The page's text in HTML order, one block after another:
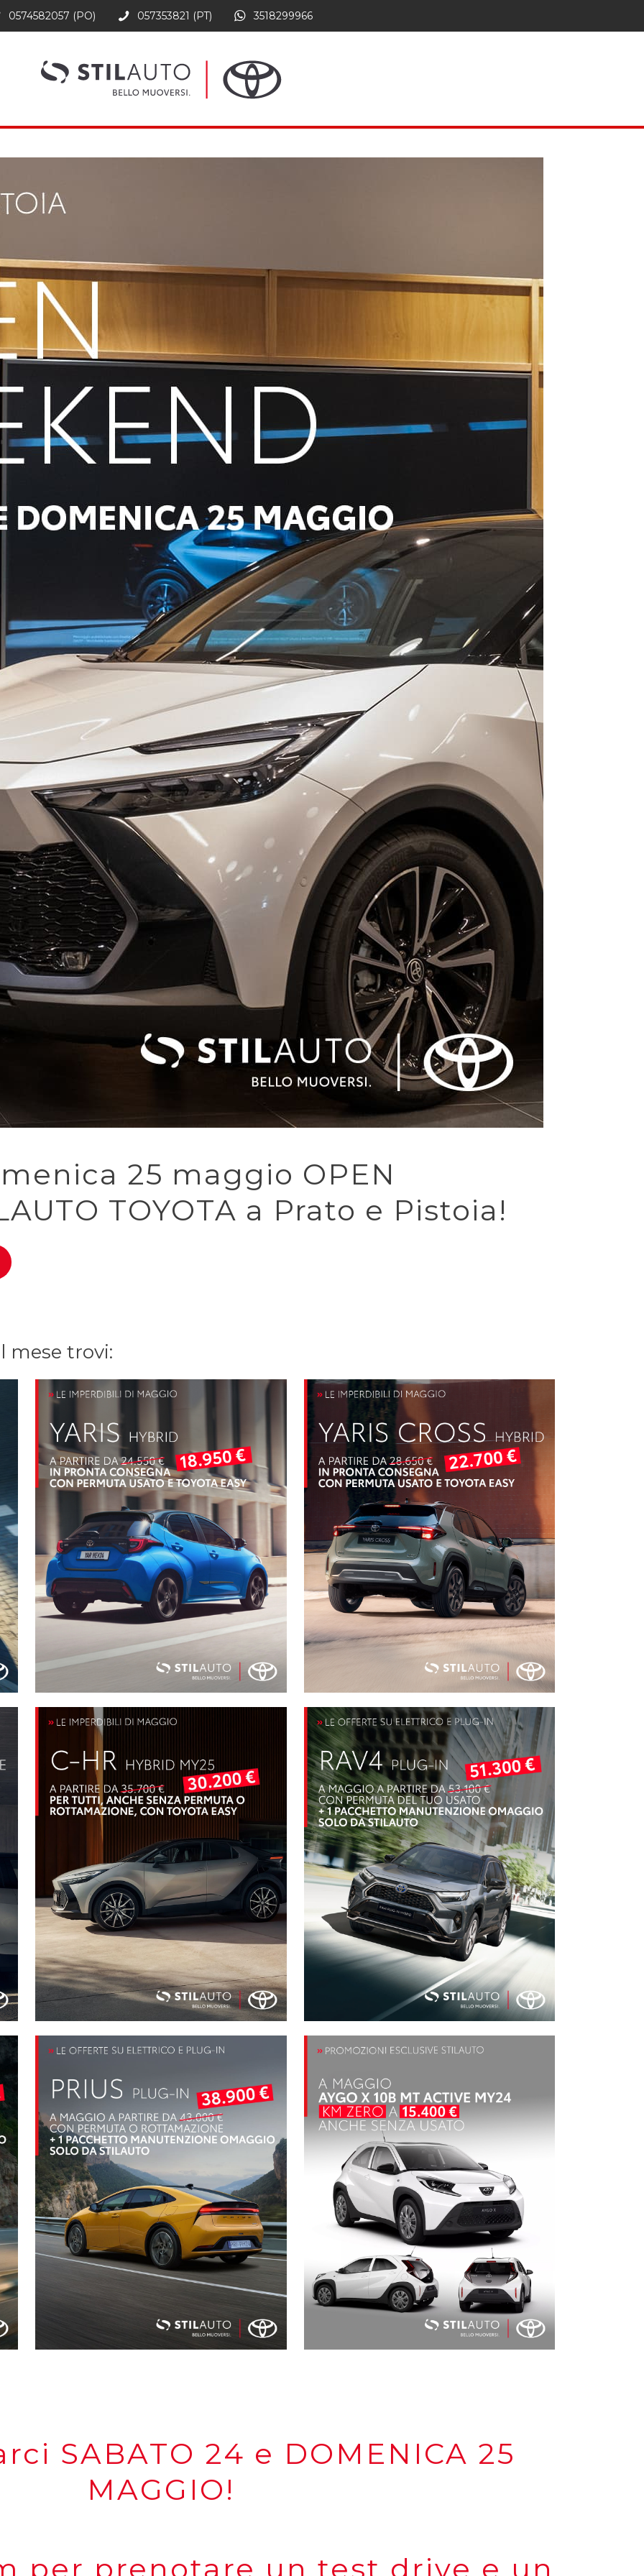
0574582057 (PO) 057353821 (PT) 3518299966
25 maggio OPEN
TOYOTA a Prato e Pistoia!
mese trovi:
SABATO 24 e DOMENICA 25
MAGGIO!
per prenotare un test drive e un